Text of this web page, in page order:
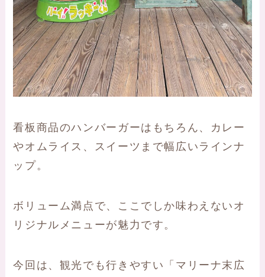
看板商品のハンバーガーはもちろん、カレー
やオムライス、スイーツまで幅広いラインナ
ップ。
ボリューム満点で、ここでしか味わえないオ
リジナルメニューが魅力です。
今回は、観光でも行きやすい「マリーナ末広